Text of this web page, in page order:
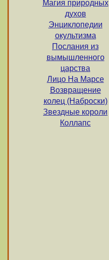
Магия природных
духов
Энциклопедии
окультизма
Послания из
вымышленного
царства
Лицо На Марсе
Возвращение
колец (Наброски)
Звездные короли
Коллапс